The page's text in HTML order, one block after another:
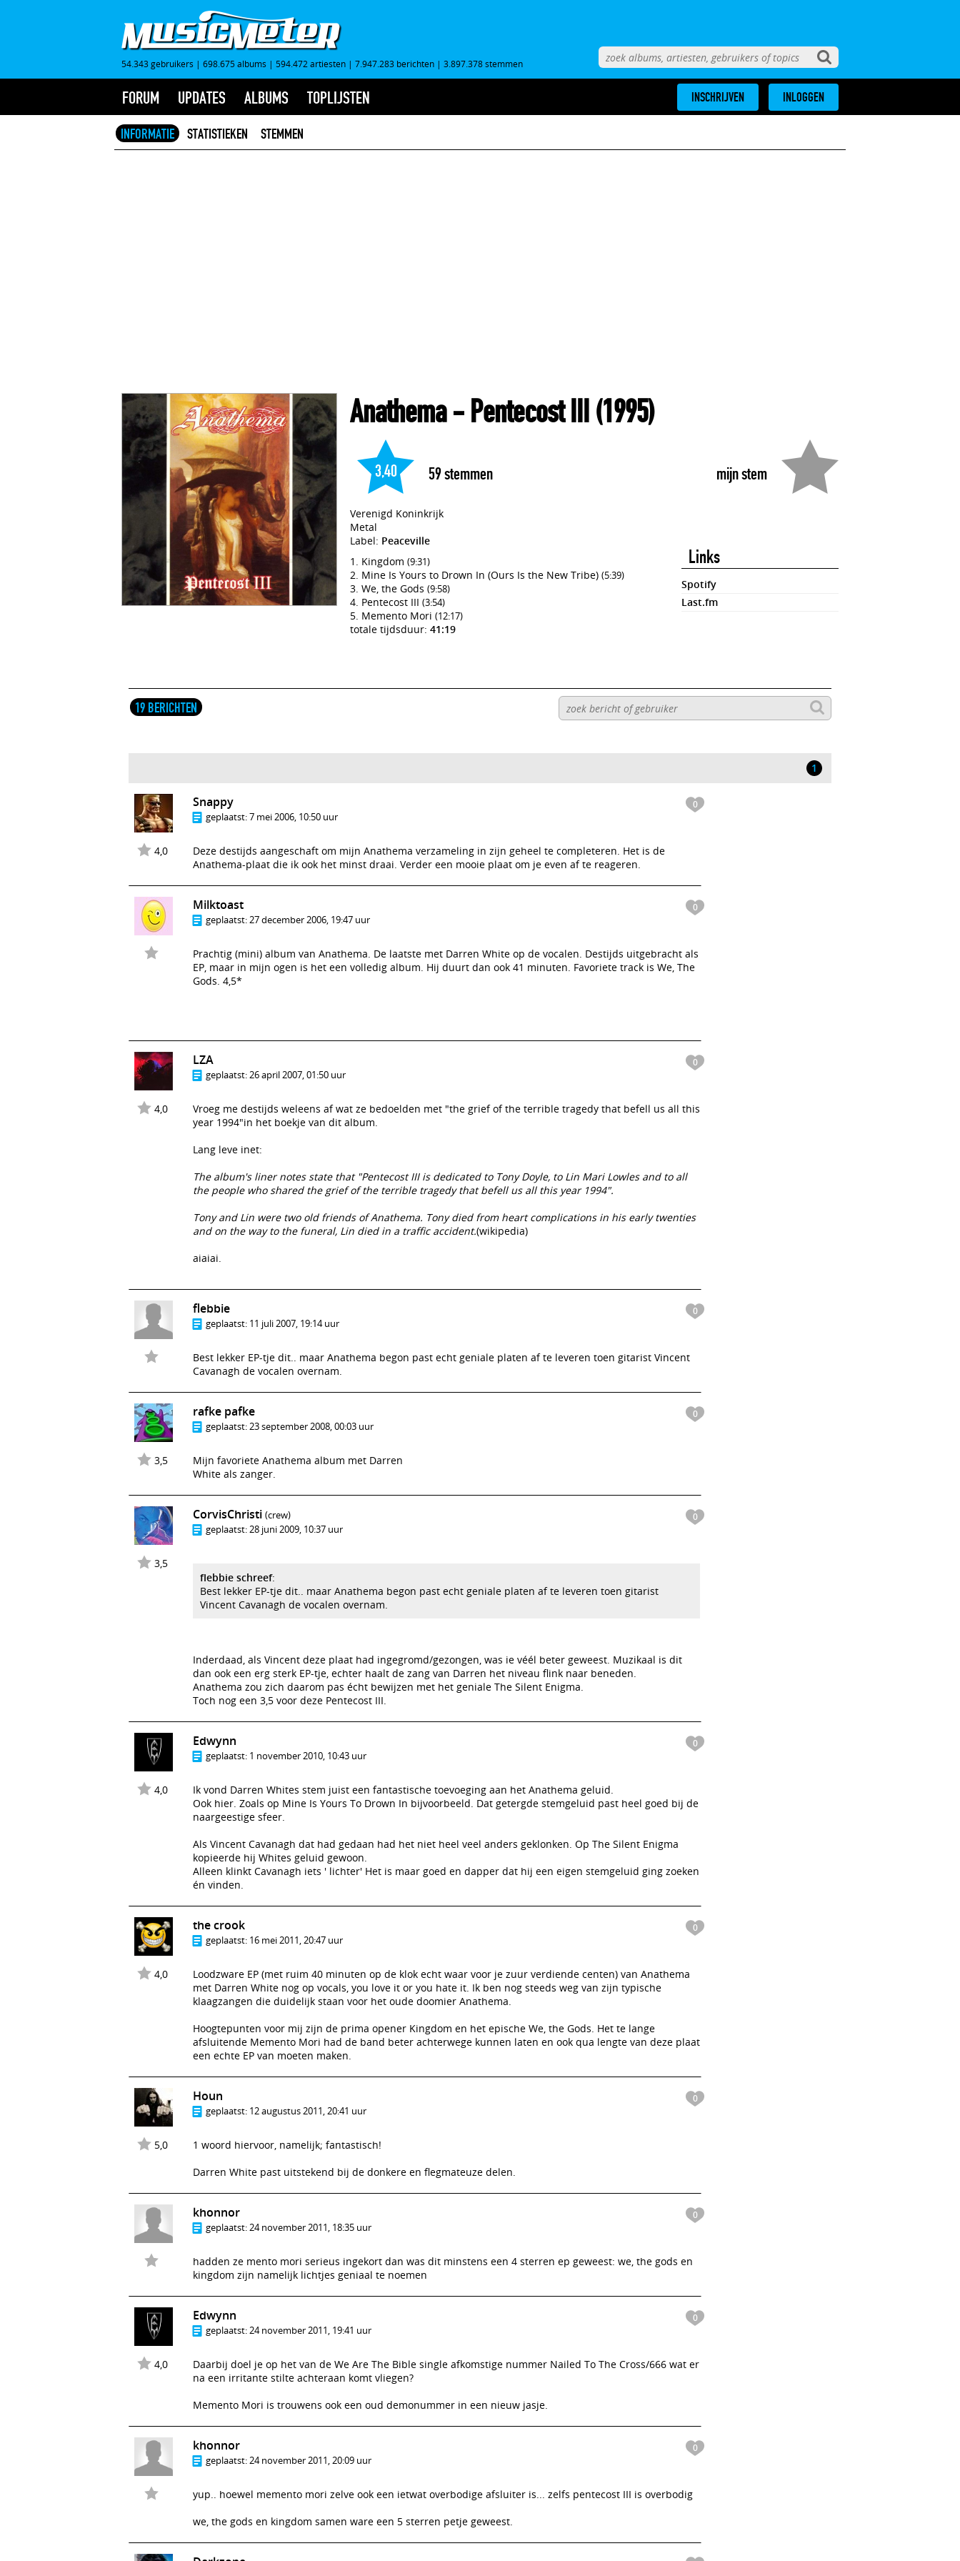
54.343 gebruikers | 698.675 albums | 594.472 artiesten | 7.947.283 berichten | 3.897.378 stemmen
FORUM UPDATES ALBUMS TOPLIJSTEN INSCHRIJVEN INLOGGEN
INFORMATIE STATISTIEKEN STEMMEN
Anathema- Pentecost III(1995)
mijn stem
3,40 59stemmen
Verenigd Koninkrijk
Metal
Label: Peaceville
Kingdom (9:31)
Mine Is Yours to Drown In (Ours Is the New Tribe) (5:39)
We, the Gods (9:58)
Pentecost III (3:54)
Memento Mori (12:17)
totale tijdsduur: 41:19
Links
Spotify
Last.fm
19 BERICHTEN
1
4,0
0
Snappy
geplaatst:7 mei 2006, 10:50 uur
Deze destijds aangeschaft om mijn Anathema verzameling in zijn geheel te completeren. Het is de
Anathema-plaat die ik ook het minst draai. Verder een mooie plaat om je even af te reageren.
0
Milktoast
geplaatst:27 december 2006, 19:47 uur
Prachtig (mini) album van Anathema. De laatste met Darren White op de vocalen. Destijds uitgebracht als
EP, maar in mijn ogen is het een volledig album. Hij duurt dan ook 41 minuten. Favoriete track is We, The
Gods. 4,5*
4,0
0
LZA
geplaatst:26 april 2007, 01:50 uur
Vroeg me destijds weleens af wat ze bedoelden met "the grief of the terrible tragedy that befell us all this
year 1994"in het boekje van dit album.
Lang leve inet:
The album's liner notes state that "Pentecost III is dedicated to Tony Doyle, to Lin Mari Lowles and to all
the people who shared the grief of the terrible tragedy that befell us all this year 1994".
Tony and Lin were two old friends of Anathema. Tony died from heart complications in his early twenties
and on the way to the funeral, Lin died in a traffic accident.(wikipedia)
aiaiai.
0
flebbie
geplaatst: 11 juli 2007, 19:14 uur
Best lekker EP-tje dit.. maar Anathema begon past echt geniale platen af te leveren toen gitarist Vincent
Cavanagh de vocalen overnam.
3,5
0
rafke pafke
geplaatst:23 september 2008, 00:03 uur
Mijn favoriete Anathema album met Darren
White als zanger.
3,5
0
CorvisChristi (crew)
geplaatst:28 juni 2009, 10:37 uur
flebbie schreef:
Best lekker EP-tje dit.. maar Anathema begon past echt geniale platen af te leveren toen gitarist
Vincent Cavanagh de vocalen overnam.
Inderdaad, als Vincent deze plaat had ingegromd/gezongen, was ie véél beter geweest. Muzikaal is dit
dan ook een erg sterk EP-tje, echter haalt de zang van Darren het niveau flink naar beneden.
Anathema zou zich daarom pas écht bewijzen met het geniale The Silent Enigma.
Toch nog een 3,5 voor deze Pentecost III.
4,0
0
Edwynn
geplaatst: 1 november 2010, 10:43 uur
Ik vond Darren Whites stem juist een fantastische toevoeging aan het Anathema geluid.
Ook hier. Zoals op Mine Is Yours To Drown In bijvoorbeeld. Dat getergde stemgeluid past heel goed bij de
naargeestige sfeer.
Als Vincent Cavanagh dat had gedaan had het niet heel veel anders geklonken. Op The Silent Enigma
kopieerde hij Whites geluid gewoon.
Alleen klinkt Cavanagh iets ' lichter' Het is maar goed en dapper dat hij een eigen stemgeluid ging zoeken
én vinden.
4,0
0
the crook
geplaatst: 16 mei 2011, 20:47 uur
Loodzware EP (met ruim 40 minuten op de klok echt waar voor je zuur verdiende centen) van Anathema
met Darren White nog op vocals, you love it or you hate it. Ik ben nog steeds weg van zijn typische
klaagzangen die duidelijk staan voor het oude doomier Anathema.
Hoogtepunten voor mij zijn de prima opener Kingdom en het epische We, the Gods. Het te lange
afsluitende Memento Mori had de band beter achterwege kunnen laten en ook qua lengte van deze plaat
een echte EP van moeten maken.
5,0
0
Houn
geplaatst: 12 augustus 2011, 20:41 uur
1 woord hiervoor, namelijk; fantastisch!
Darren White past uitstekend bij de donkere en flegmateuze delen.
0
khonnor
geplaatst:24 november 2011, 18:35 uur
hadden ze mento mori serieus ingekort dan was dit minstens een 4 sterren ep geweest: we, the gods en
kingdom zijn namelijk lichtjes geniaal te noemen
4,0
0
Edwynn
geplaatst:24 november 2011, 19:41 uur
Daarbij doel je op het van de We Are The Bible single afkomstige nummer Nailed To The Cross/666 wat er
na een irritante stilte achteraan komt vliegen?
Memento Mori is trouwens ook een oud demonummer in een nieuw jasje.
0
khonnor
geplaatst:24 november 2011, 20:09 uur
yup.. hoewel memento mori zelve ook een ietwat overbodige afsluiter is... zelfs pentecost III is overbodig
we, the gods en kingdom samen ware een 5 sterren petje geweest.